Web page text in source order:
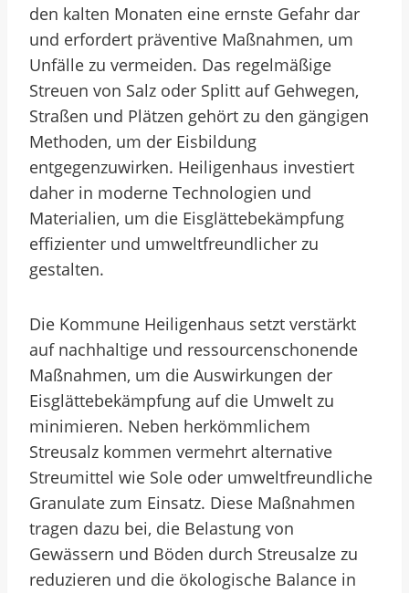
den kalten Monaten eine ernste Gefahr dar
und erfordert präventive Maßnahmen, um
Unfälle zu vermeiden. Das regelmäßige
Streuen von Salz oder Splitt auf Gehwegen,
Straßen und Plätzen gehört zu den gängigen
Methoden, um der Eisbildung
entgegenzuwirken. Heiligenhaus investiert
daher in moderne Technologien und
Materialien, um die Eisglättebekämpfung
effizienter und umweltfreundlicher zu
gestalten.
Die Kommune Heiligenhaus setzt verstärkt
auf nachhaltige und ressourcenschonende
Maßnahmen, um die Auswirkungen der
Eisglättebekämpfung auf die Umwelt zu
minimieren. Neben herkömmlichem
Streusalz kommen vermehrt alternative
Streumittel wie Sole oder umweltfreundliche
Granulate zum Einsatz. Diese Maßnahmen
tragen dazu bei, die Belastung von
Gewässern und Böden durch Streusalze zu
reduzieren und die ökologische Balance in